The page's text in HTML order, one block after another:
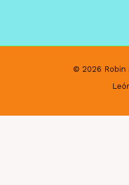
© 2026 Robin